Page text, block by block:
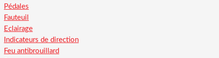
Pédales
Fauteuil
Eclairage
Indicateurs de direction
Feu antibrouillard